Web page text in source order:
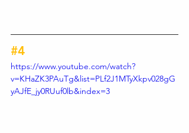
#4
https://www.youtube.com/watch?
v=KHaZK3PAuTg&list=PLf2J1MTyXkpv028gG
yAJfE_jy0RUuf0lb&index=3